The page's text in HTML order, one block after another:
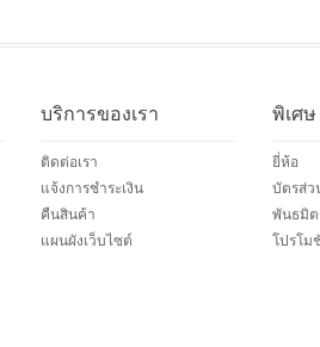
บริการของเรา
ติดต่อเรา
แจ้งการชำระเงิน
คืนสินค้า
แผนผังเว็บไซต์
พิเศษ
ยี่ห้อ
บัตรส่ว
พันธมิต
โปรโม